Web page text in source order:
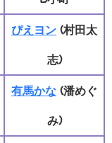
ぴえヨン (村田太
志)
有馬かな (潘めぐ
み)